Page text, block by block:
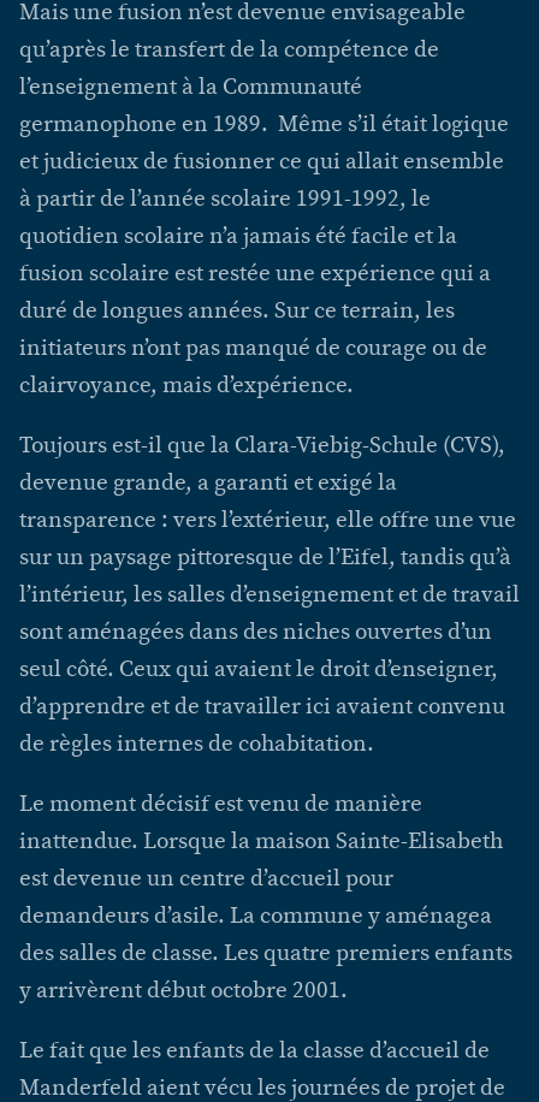
Mais une fusion n’est devenue envisageable
qu’après le transfert de la compétence de
l’enseignement à la Communauté
germanophone en 1989. Même s’il était logique
et judicieux de fusionner ce qui allait ensemble
à partir de l’année scolaire 1991-1992, le
quotidien scolaire n’a jamais été facile et la
fusion scolaire est restée une expérience qui a
duré de longues années. Sur ce terrain, les
initiateurs n’ont pas manqué de courage ou de
clairvoyance, mais d’expérience.
Toujours est-il que la Clara-Viebig-Schule (CVS),
devenue grande, a garanti et exigé la
transparence : vers l’extérieur, elle offre une vue
sur un paysage pittoresque de l’Eifel, tandis qu’à
l’intérieur, les salles d’enseignement et de travail
sont aménagées dans des niches ouvertes d’un
seul côté. Ceux qui avaient le droit d’enseigner,
d’apprendre et de travailler ici avaient convenu
de règles internes de cohabitation.
Le moment décisif est venu de manière
inattendue. Lorsque la maison Sainte-Elisabeth
est devenue un centre d’accueil pour
demandeurs d’asile. La commune y aménagea
des salles de classe. Les quatre premiers enfants
y arrivèrent début octobre 2001.
Le fait que les enfants de la classe d’accueil de
Manderfeld aient vécu les journées de projet de